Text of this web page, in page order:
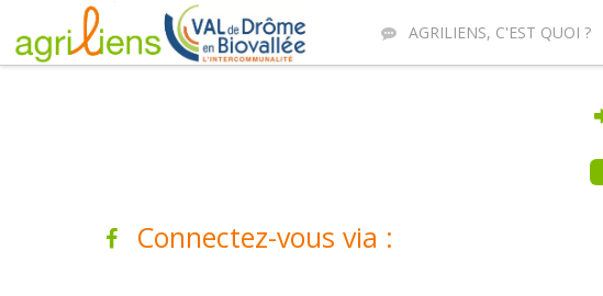
AGRILIENS, C'EST QUOI ?
Connectez-vous via :